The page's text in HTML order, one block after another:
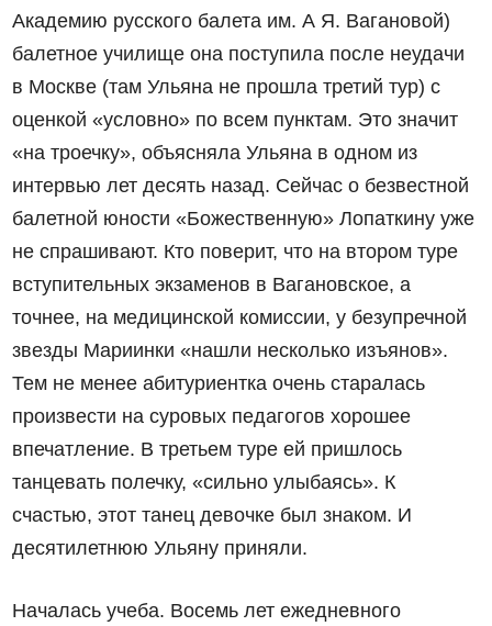
Академию русского балета им. А Я. Вагановой)
балетное училище она поступила после неудачи
в Москве (там Ульяна не прошла третий тур) с
оценкой «условно» по всем пунктам. Это значит
«на троечку», объясняла Ульяна в одном из
интервью лет десять назад. Сейчас о безвестной
балетной юности «Божественную» Лопаткину уже
не спрашивают. Кто поверит, что на втором туре
вступительных экзаменов в Вагановское, а
точнее, на медицинской комиссии, у безупречной
звезды Мариинки «нашли несколько изъянов».
Тем не менее абитуриентка очень старалась
произвести на суровых педагогов хорошее
впечатление. В третьем туре ей пришлось
танцевать полечку, «сильно улыбаясь». К
счастью, этот танец девочке был знаком. И
десятилетнюю Ульяну приняли.
Началась учеба. Восемь лет ежедневного